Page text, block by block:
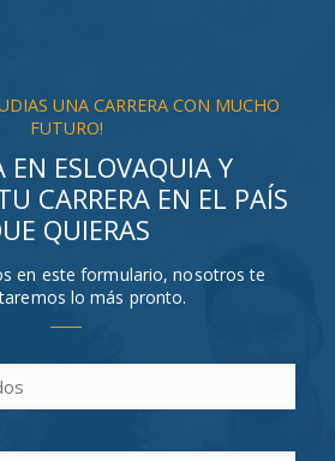
UNA CARRERA CON MUCHO
FUTURO!
EN ESLOVAQUIA Y
CARRERA EN EL PAÍS
QUIERAS
en este formulario, nosotros te
lo más pronto.